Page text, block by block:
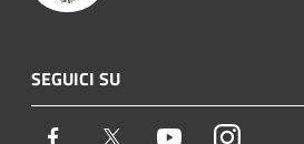
SEGUICI SU
Facebook Twitter YoutubeInstagram